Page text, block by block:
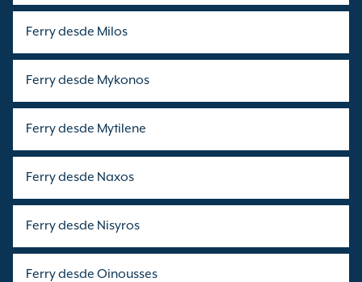
Ferry desde Milos
Ferry desde Mykonos
Ferry desde Mytilene
Ferry desde Naxos
Ferry desde Nisyros
Ferry desde Oinousses